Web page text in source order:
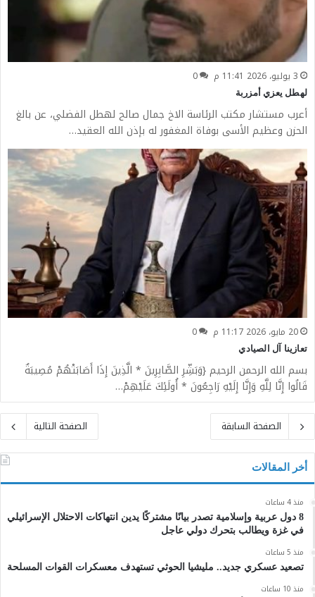
3 يوليو، 2026 11:41 م 0
لهطل يعزي أمزربة
أعرب مستشار مكتب الرئاسة الاخ جمال صالح لهطل الفضلي، عن بالغ
الحزن وعظيم الأسى بوفاة المغفور له بإذن الله العقيد…
20 مايو، 2026 11:17 م 0
تعازينا آل الصيادي
بسم الله الرحمن الرحيم {وَبَشِّرِ الصَّابِرِينَ * الَّذِينَ إِذَا أَصَابَتْهُمْ مُصِيبَةٌ
قَالُوا إِنَّا لِلَّهِ وَإِنَّا إِلَيْهِ رَاجِعُونَ * أُولَئِكَ عَلَيْهِمْ…
الصفحة السابقة الصفحة التالية
أخر المقالات
منذ 4 ساعات
8 دول عربية وإسلامية تصدر بيانًا مشتركًا يدين انتهاكات الاحتلال الإسرائيلي
في غزة ويطالب بتحرك دولي عاجل
منذ 5 ساعات
تصعيد عسكري جديد.. مليشيا الحوثي تستهدف معسكرات القوات المسلحة
منذ 10 ساعات